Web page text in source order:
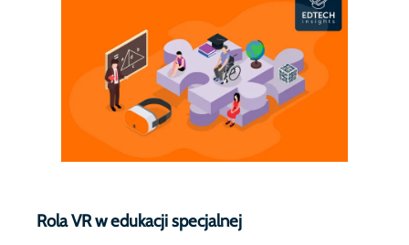
Rola VR w edukacji specjalnej